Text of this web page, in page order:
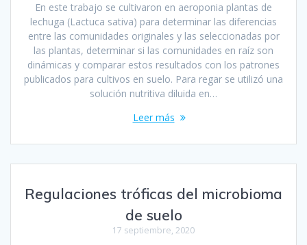
En este trabajo se cultivaron en aeroponia plantas de
lechuga (Lactuca sativa) para determinar las diferencias
entre las comunidades originales y las seleccionadas por
las plantas, determinar si las comunidades en raíz son
dinámicas y comparar estos resultados con los patrones
publicados para cultivos en suelo. Para regar se utilizó una
solución nutritiva diluida en…
Leer más
Regulaciones tróficas del microbioma
de suelo
17 septiembre, 2020